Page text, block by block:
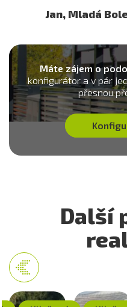
Jan, Mladá
Máte zájem o
konfigurátor a v pár
přesnou
Další